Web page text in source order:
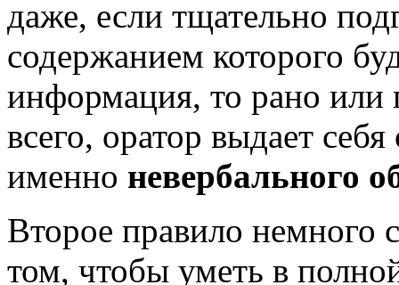
даже, если тщательно
содержанием которого
информация, то рано или
всего, оратор выдает себя
именно невербального
Второе правило немного
том, чтобы уметь в